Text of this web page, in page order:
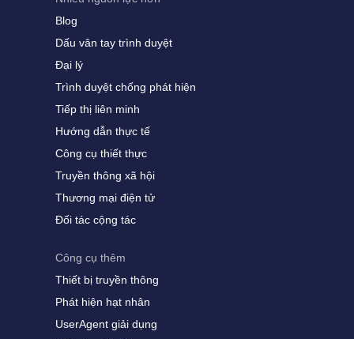
Blog
Dấu vân tay trình duyệt
Đại lý
Trình duyệt chống phát hiện
Tiếp thị liên minh
Hướng dẫn thực tế
Công cụ thiết thực
Truyền thông xã hội
Thương mại điện tử
Đối tác cộng tác
Công cụ thêm
Thiết bị truyền thông
Phát hiện hạt nhân
UserAgent giải dụng